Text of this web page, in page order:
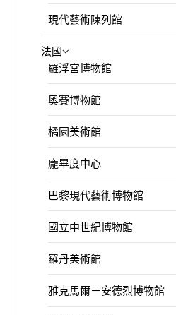
現代藝術陳列館
法國
羅浮宮博物館
奧賽博物館
橘園美術館
龐畢度中心
巴黎現代藝術博物館
國立中世紀博物館
羅丹美術館
雅克馬爾－安德烈博物館